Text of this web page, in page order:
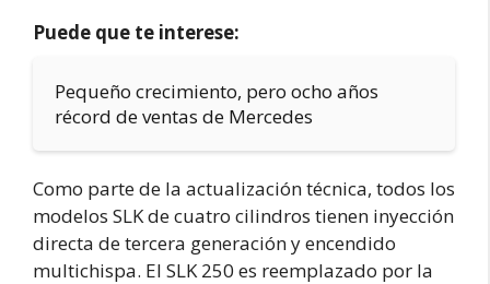
Puede que te interese:
Pequeño crecimiento, pero ocho años
récord de ventas de Mercedes
Como parte de la actualización técnica, todos los
modelos SLK de cuatro cilindros tienen inyección
directa de tercera generación y encendido
multichispa. El SLK 250 es reemplazado por la